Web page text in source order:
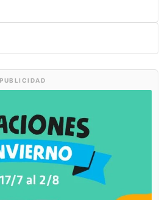
PUBLICIDAD